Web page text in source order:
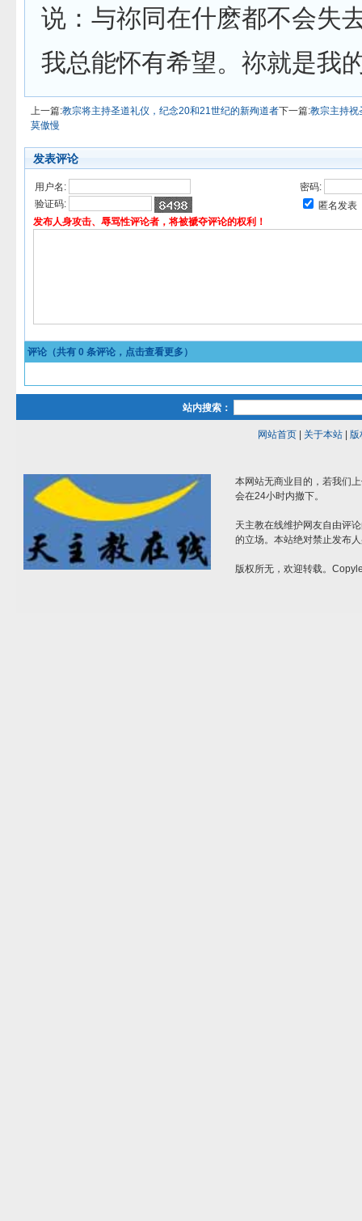
说：与祢同在什麽都不会失
我总能怀有希望。祢就是我
上一篇:教宗将主持圣道礼仪，纪念20和21世纪的新殉道者下一篇:教宗主持祝
莫傲慢
发表评论
用户名:
密码:
验证码:
匿名发表
发布人身攻击、辱骂性评论者，将被褫夺评论的权利！
评论（共有 0 条评论，点击查看更多）
站内搜索：
网站首页| 关于本站| 版
本网站无商业目的，若我们
会在24小时内撤下。
天主教在线维护网友自由评
的立场。本站绝对禁止发布
版权所无，欢迎转载。